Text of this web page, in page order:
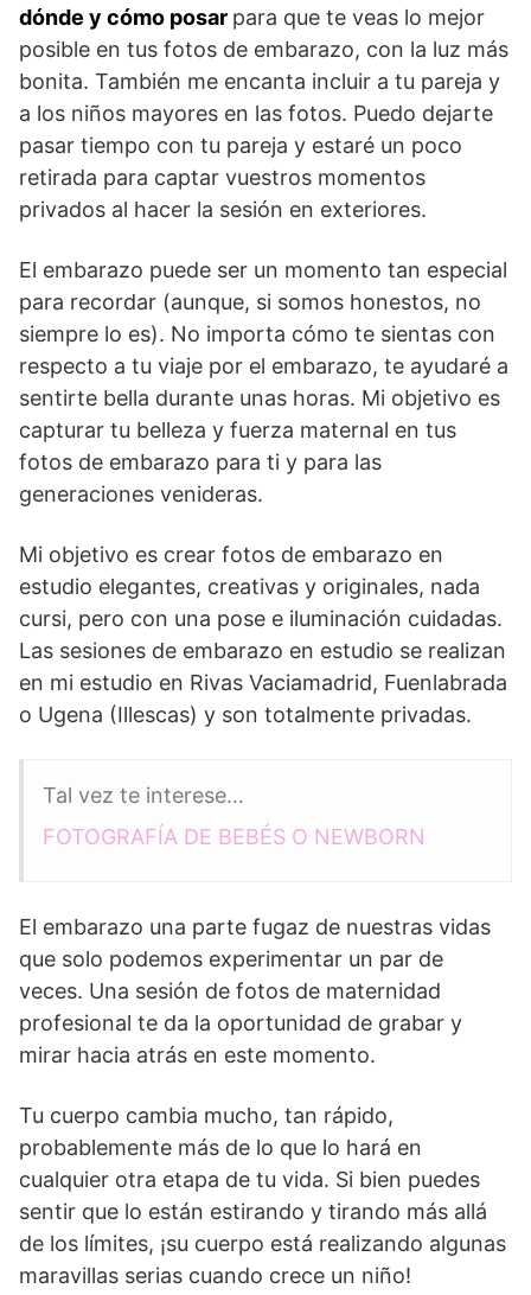
dónde y cómo posar para que te veas lo mejor
posible en tus fotos de embarazo, con la luz más
bonita. También me encanta incluir a tu pareja y
a los niños mayores en las fotos. Puedo dejarte
pasar tiempo con tu pareja y estaré un poco
retirada para captar vuestros momentos
privados al hacer la sesión en exteriores.
El embarazo puede ser un momento tan especial
para recordar (aunque, si somos honestos, no
siempre lo es). No importa cómo te sientas con
respecto a tu viaje por el embarazo, te ayudaré a
sentirte bella durante unas horas. Mi objetivo es
capturar tu belleza y fuerza maternal en tus
fotos de embarazo para ti y para las
generaciones venideras.
Mi objetivo es crear fotos de embarazo en
estudio elegantes, creativas y originales, nada
cursi, pero con una pose e iluminación cuidadas.
Las sesiones de embarazo en estudio se realizan
en mi estudio en Rivas Vaciamadrid, Fuenlabrada
o Ugena (Illescas) y son totalmente privadas.
Tal vez te interese…
FOTOGRAFÍA DE BEBÉS O NEWBORN
El embarazo una parte fugaz de nuestras vidas
que solo podemos experimentar un par de
veces. Una sesión de fotos de maternidad
profesional te da la oportunidad de grabar y
mirar hacia atrás en este momento.
Tu cuerpo cambia mucho, tan rápido,
probablemente más de lo que lo hará en
cualquier otra etapa de tu vida. Si bien puedes
sentir que lo están estirando y tirando más allá
de los límites, ¡su cuerpo está realizando algunas
maravillas serias cuando crece un niño!